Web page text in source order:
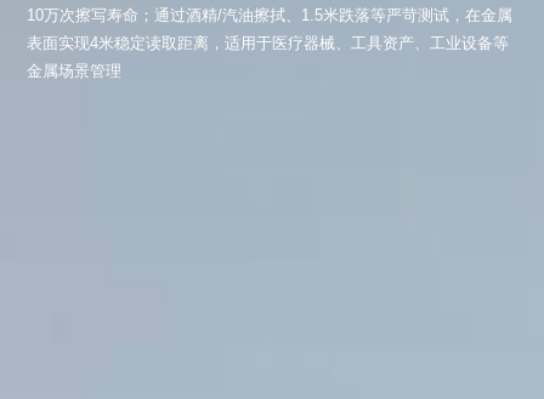
10万次擦写寿命；通过酒精/汽油擦拭、1.5米跌落等严苛测试，在金属
表面实现4米稳定读取距离，适用于医疗器械、工具资产、工业设备等
金属场景管理